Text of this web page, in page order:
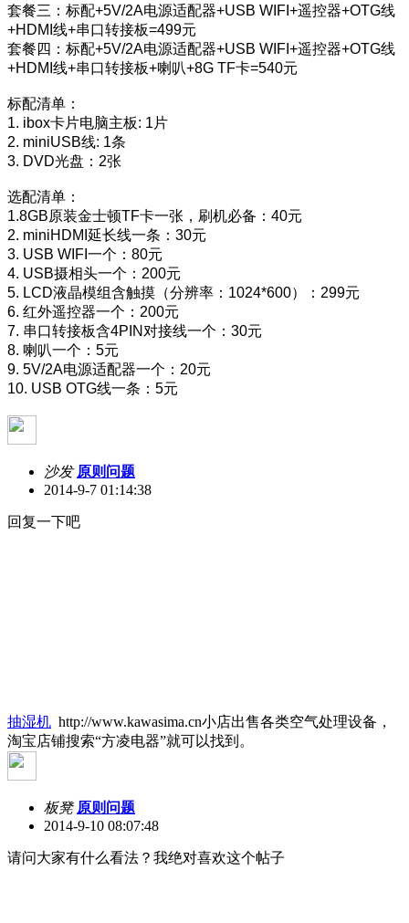
套餐三：标配+5V/2A电源适配器+USB WIFI+遥控器+OTG线
+HDMI线+串口转接板=499元
套餐四：标配+5V/2A电源适配器+USB WIFI+遥控器+OTG线
+HDMI线+串口转接板+喇叭+8G TF卡=540元
标配清单：
1. ibox卡片电脑主板: 1片
2. miniUSB线: 1条
3. DVD光盘：2张
选配清单：
1.8GB原装金士顿TF卡一张，刷机必备：40元
2. miniHDMI延长线一条：30元
3. USB WIFI一个：80元
4. USB摄相头一个：200元
5. LCD液晶模组含触摸（分辨率：1024*600）：299元
6. 红外遥控器一个：200元
7. 串口转接板含4PIN对接线一个：30元
8. 喇叭一个：5元
9. 5V/2A电源适配器一个：20元
10. USB OTG线一条：5元
沙发 原则问题
2014-9-7 01:14:38
回复一下吧
抽湿机 http://www.kawasima.cn小店出售各类空气处理设备，
淘宝店铺搜索“方凌电器”就可以找到。
板凳 原则问题
2014-9-10 08:07:48
请问大家有什么看法？我绝对喜欢这个帖子